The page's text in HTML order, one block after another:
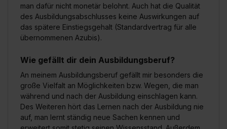
S. 1 lit. a) DS-GVO). Die USA verfügen über kein
angemessenes Datenschutzniveau (EuGH – Schrems
II). Du kannst die von dir erteilte Einwilligung jederzeit mit
Wirkung für die Zukunft ganz oder teilweise über unsere
Einstellungen“ widerrufen. Weitere Informationen zu den
einzelnen Cookies findest du durch Klick auf „Details
zeigen“. Weitere Informationen: Datenschutzerklärung
Impressum
man dafür nicht monetär belohnt. Auch hat die Qualität
des Ausbildungsabschlusses keine Auswirkungen auf
das spätere Einstiegsgehalt (Standardvertrag für alle
übernommenen Azubis).
Wie gefällt dir dein Ausbildungsberuf?
An meinem Ausbildungsberuf gefällt mir besonders die
große Vielfalt an Möglichkeiten bzw. Wegen, die man
während und nach der Ausbildung einschlagen kann.
Des Weiteren hört das Lernen nach der Ausbildung nie
auf, man lernt ständig neue Sachen kennen und